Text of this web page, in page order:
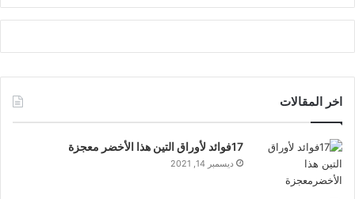
اخر المقالات
17فوائد لأوراق التين هذا الأخضر معجزة
ديسمبر 14, 2021